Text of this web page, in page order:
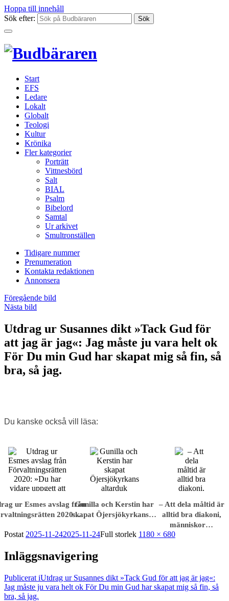
Hoppa till innehåll
Sök efter:
Start
EFS
Ledare
Lokalt
Globalt
Teologi
Kultur
Krönika
Fler kategorier
Porträtt
Vittnesbörd
Salt
BIAL
Psalm
Bibelord
Samtal
Ur arkivet
Smultronställen
Tidigare nummer
Prenumeration
Kontakta redaktionen
Annonsera
Föregående bild
Nästa bild
Utdrag ur Susannes dikt »Tack Gud för
att jag är jag«: Jag måste ju vara helt ok
För Du min Gud har skapat mig så fin, så
bra, så jag.
Du kanske också vill läsa:
ur Esmes avslag från
2020:…
Gunilla och Kerstin har
skapat Öjersjökyrkans…
– Att dela måltid är
alltid bra diakoni,
människor…
Postat 2025-11-242025-11-24Full storlek 1180 × 680
Inläggsnavigering
Publicerat iUtdrag ur Susannes dikt »Tack Gud för att jag är jag«:
Jag måste ju vara helt ok För Du min Gud har skapat mig så fin, så
bra, så jag.